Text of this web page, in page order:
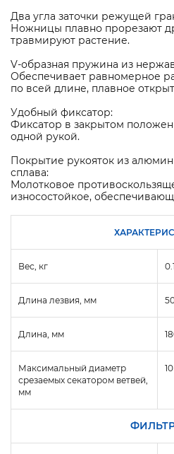
Два угла заточки режущей
Ножницы плавно прорезают
травмируют растение.
V-образная пружина из
Обеспечивает равномерное
по всей длине, плавное
Удобный фиксатор:
Фиксатор в закрытом
одной рукой.
Покрытие рукояток из
сплава:
Молотковое
износостойкое,
Вес, кг
Длина лезвия, мм
Длина, мм
Максимальный диаметр
срезаемых секатором ветвей,
мм
10